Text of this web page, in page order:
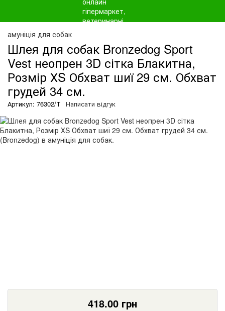
амуніція для собак
Шлея для собак Bronzedog Sport
Vest неопрен 3D сітка Блакитна,
Розмір ХS Обхват шиї 29 см. Обхват
грудей 34 см.
Артикул: 76302/Т Написати відгук
418.00 грн